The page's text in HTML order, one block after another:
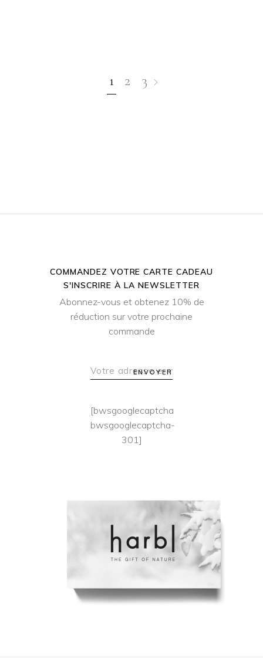
1 2 3
S'INSCRIRE À LA NEWSLETTER
Abonnez-vous et obtenez 10% de
réduction sur votre prochaine
commande
ENVOYER
[bwsgooglecaptcha
bwsgooglecaptcha-
301]
COMMANDEZ VOTRE CARTE CADEAU